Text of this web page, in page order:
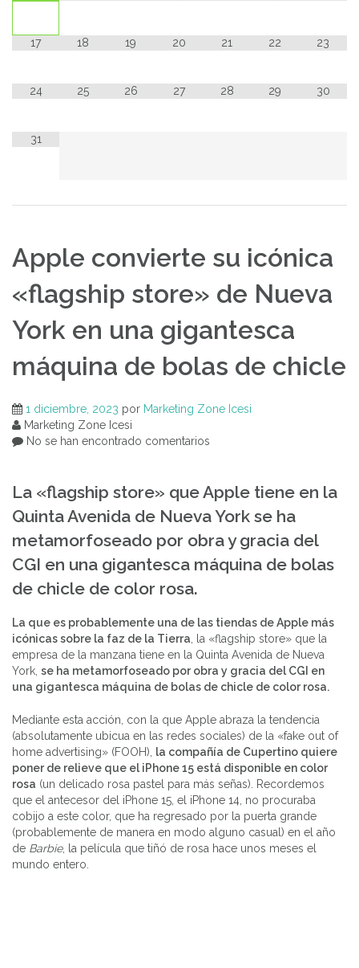
17 18 19 20 21 22 23
24 25 26 27 28 29 30
31
Apple convierte su icónica
«flagship store» de Nueva
York en una gigantesca
máquina de bolas de chicle
1 diciembre, 2023 por Marketing Zone Icesi
Marketing Zone Icesi
No se han encontrado comentarios
La «flagship store» que Apple tiene en la
Quinta Avenida de Nueva York se ha
metamorfoseado por obra y gracia del
CGI en una gigantesca máquina de bolas
de chicle de color rosa.
La que es probablemente una de las tiendas de Apple más
icónicas sobre la faz de la Tierra , la «flagship store» que la
empresa de la manzana tiene en la Quinta Avenida de Nueva
York, se ha metamorfoseado por obra y gracia del CGI en
una gigantesca máquina de bolas de chicle de color rosa.
Mediante esta acción, con la que Apple abraza la tendencia
(absolutamente ubicua en las redes sociales) de la «fake out of
home advertising» (FOOH),
la compañía de Cupertino quiere
poner de relieve que el iPhone 15 está disponible en color
rosa (un delicado rosa pastel para más señas). Recordemos
que el antecesor del iPhone 15, el iPhone 14, no procuraba
cobijo a este color, que ha regresado por la puerta grande
(probablemente de manera en modo alguno casual) en el año
de Barbie, la película que tiñó de rosa hace unos meses el
mundo entero.